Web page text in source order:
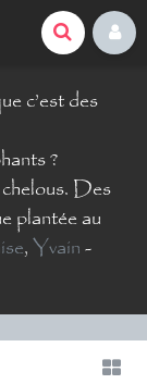
c’est des
?
Des
plantée au
,Yvain-